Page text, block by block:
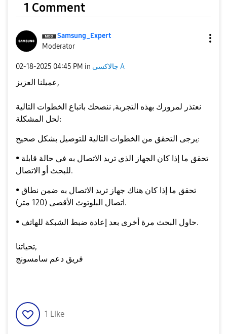
1 Comment
Samsung_Expert
Moderator
‎02-18-2025 04:45 PM in جالاكسى A
عميلنا العزيز,
نعتذر لمرورك بهذه التجربة, ننصحك باتباع الخطوات التالية
لحل المشكلة:
يرجى التحقق من الخطوات التالية للتوصيل بشكل صحيح:
• تحقق ما إذا كان الجهاز الذي تريد الاتصال به في حالة قابلة
للبحث أو الاتصال.
• تحقق ما إذا كان هناك جهاز تريد الاتصال به ضمن نطاق
اتصال البلوتوث الأقصى (120 متر).
• حاول البحث مرة أخرى بعد إعادة ضبط الشبكة للهاتف.
تحياتنا,
فريق دعم سامسونج
1 Like